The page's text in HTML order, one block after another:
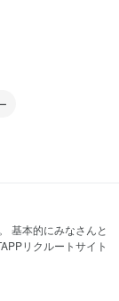
基本的にみなさんと
リクルートサイト